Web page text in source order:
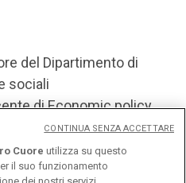
del Dipartimento di
sociali
di Economic policy
Cuore utilizza su questo
il suo funzionamento
CONTINUA SENZA ACCETTARE